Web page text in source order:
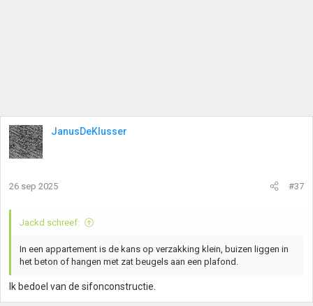
JanusDeKlusser
26 sep 2025 #37
Jackd schreef:
In een appartement is de kans op verzakking klein, buizen liggen in
het beton of hangen met zat beugels aan een plafond.
Ik bedoel van de sifonconstructie.